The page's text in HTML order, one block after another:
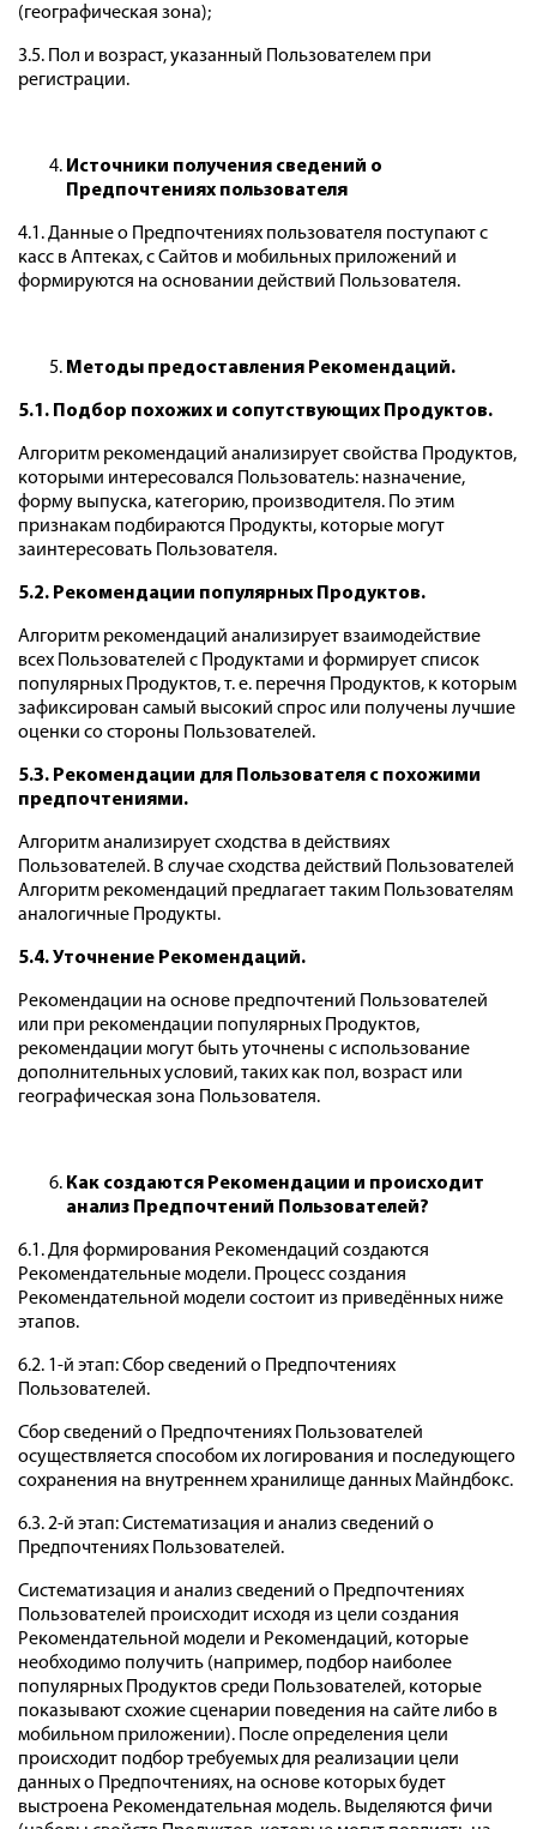
(географическая зона);
3.5. Пол и возраст, указанный Пользователем при
регистрации.
Источники получения сведений о
Предпочтениях пользователя
4.1. Данные о Предпочтениях пользователя поступают с
касс в Аптеках, с Сайтов и мобильных приложений и
формируются на основании действий Пользователя.
Методы предоставления Рекомендаций.
5.1. Подбор похожих и сопутствующих Продуктов.
Алгоритм рекомендаций анализирует свойства Продуктов,
которыми интересовался Пользователь: назначение,
форму выпуска, категорию, производителя. По этим
признакам подбираются Продукты, которые могут
заинтересовать Пользователя.
5.2. Рекомендации популярных Продуктов.
Алгоритм рекомендаций анализирует взаимодействие
всех Пользователей с Продуктами и формирует список
популярных Продуктов, т. е. перечня Продуктов, к которым
зафиксирован самый высокий спрос или получены лучшие
оценки со стороны Пользователей.
5.3. Рекомендации для Пользователя с похожими
предпочтениями.
Алгоритм анализирует сходства в действиях
Пользователей. В случае сходства действий Пользователей
Алгоритм рекомендаций предлагает таким Пользователям
аналогичные Продукты.
5.4. Уточнение Рекомендаций.
Рекомендации на основе предпочтений Пользователей
или при рекомендации популярных Продуктов,
рекомендации могут быть уточнены с использование
дополнительных условий, таких как пол, возраст или
географическая зона Пользователя.
Как создаются Рекомендации и происходит
анализ Предпочтений Пользователей?
6.1. Для формирования Рекомендаций создаются
Рекомендательные модели. Процесс создания
Рекомендательной модели состоит из приведённых ниже
этапов.
6.2. 1-й этап: Сбор сведений о Предпочтениях
Пользователей.
Сбор сведений о Предпочтениях Пользователей
осуществляется способом их логирования и последующего
сохранения на внутреннем хранилище данных Майндбокс.
6.3. 2-й этап: Систематизация и анализ сведений о
Предпочтениях Пользователей.
Систематизация и анализ сведений о Предпочтениях
Пользователей происходит исходя из цели создания
Рекомендательной модели и Рекомендаций, которые
необходимо получить (например, подбор наиболее
популярных Продуктов среди Пользователей, которые
показывают схожие сценарии поведения на сайте либо в
мобильном приложении). После определения цели
происходит подбор требуемых для реализации цели
данных о Предпочтениях, на основе которых будет
выстроена Рекомендательная модель. Выделяются фичи